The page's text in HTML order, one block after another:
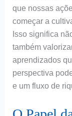
que nossas
começar a
Isso significa
também
aprendizados
perspectiva
e um fluxo de